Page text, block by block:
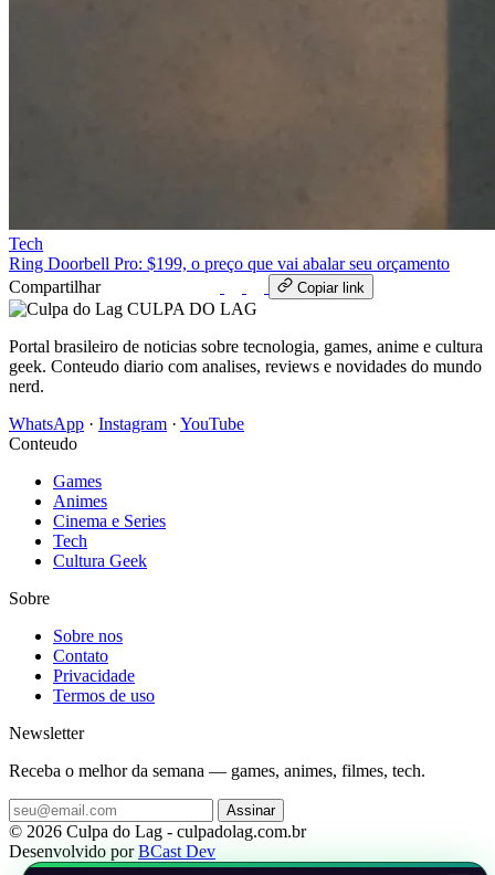
Tech
Ring Doorbell Pro: $199, o preço que vai abalar seu orçamento
Compartilhar
Copiar link
CULPA DO LAG
Portal brasileiro de noticias sobre tecnologia, games, anime e cultura
geek. Conteudo diario com analises, reviews e novidades do mundo
nerd.
WhatsApp · Instagram · YouTube
Conteudo
Games
Animes
Cinema e Series
Tech
Cultura Geek
Sobre
Sobre nos
Contato
Privacidade
Termos de uso
Newsletter
Receba o melhor da semana — games, animes, filmes, tech.
Assinar
© 2026 Culpa do Lag - culpadolag.com.br
Desenvolvido porBCast Dev